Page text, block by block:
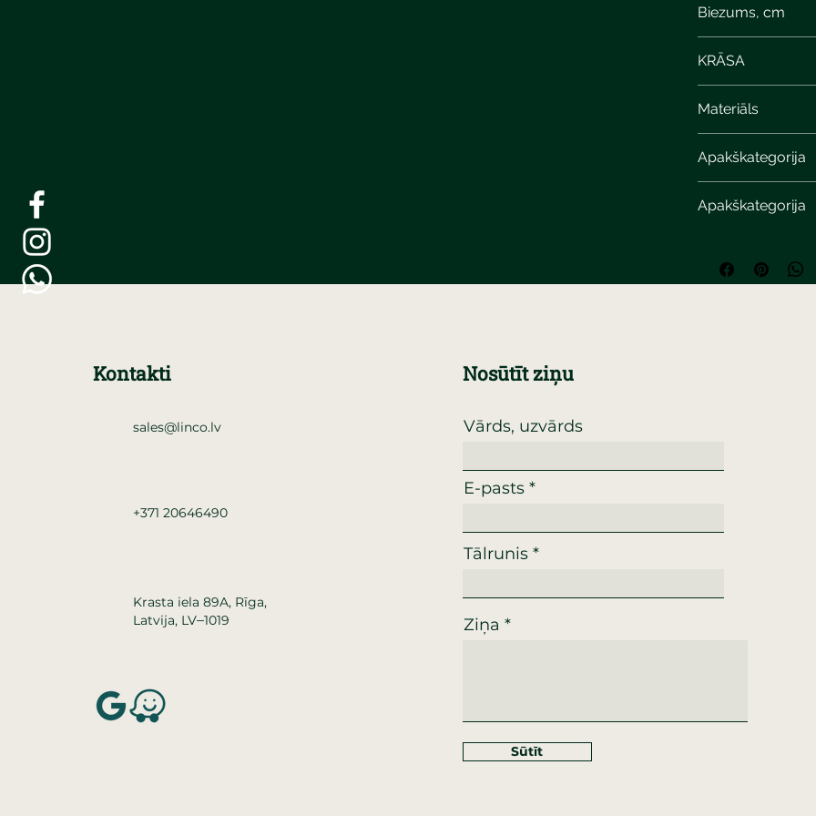
Biezums, cm
KRĀSA
Materiāls
Apakškategorija
Apakškategorija
Kontakti
sales@linco.lv
+371 20646490
Krasta iela 89A, Rīga,
Latvija, LV–1019
Nosūtīt ziņu
Vārds, uzvārds
E-pasts
Tālrunis
Ziņa
Sūtīt